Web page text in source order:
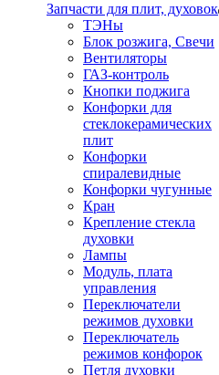
Запчасти для плит, духовок
ТЭНы
Блок розжига, Свечи
Вентиляторы
ГАЗ-контроль
Кнопки поджига
Конфорки для
стеклокерамических
плит
Конфорки
спиралевидные
Конфорки чугунные
Кран
Крепление стекла
духовки
Лампы
Модуль, плата
управления
Переключатели
режимов духовки
Переключатель
режимов конфорок
Петля духовки